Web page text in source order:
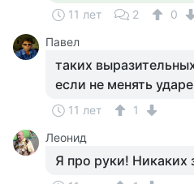
11 лет 2
0
Павел
таких
если не менять
11 лет
1
Леонид
Я про руки! Никаких